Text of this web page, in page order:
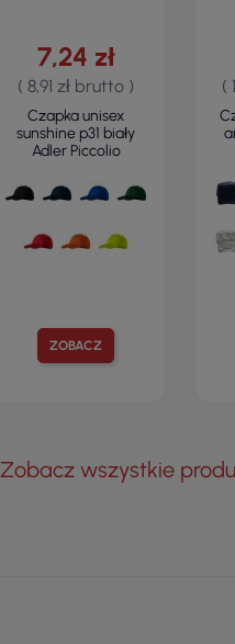
ZOBACZ
7,24 zł
( 8,91 zł brutto )
Czapka unisex
sunshine p31 biały
Adler Piccolio
(
Zobacz wszystkie